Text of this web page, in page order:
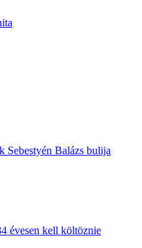
Sebestyén Balázs bulija
évesen kell költöznie